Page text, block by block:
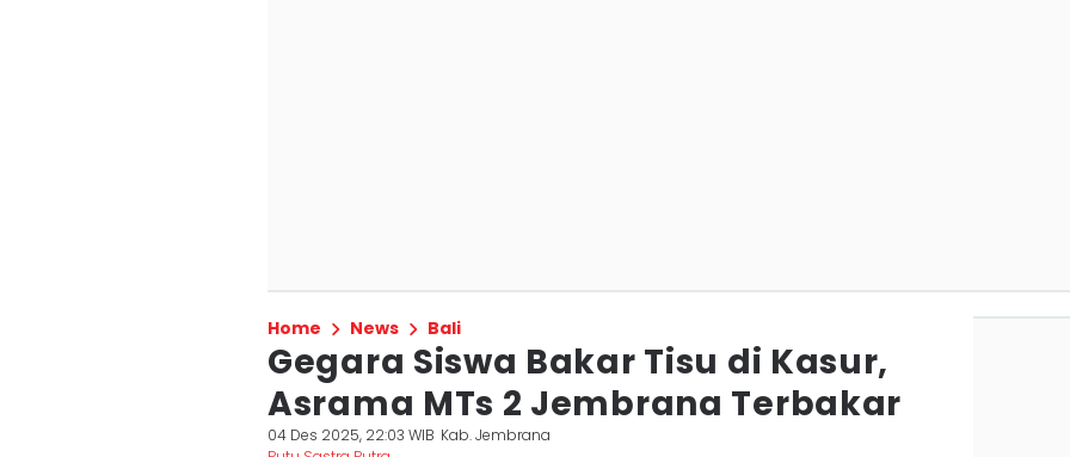
Home News Bali
Gegara Siswa Bakar Tisu di Kasur,
Asrama MTs 2 Jembrana Terbakar
04 Des 2025, 22:03 WIB Kab. Jembrana